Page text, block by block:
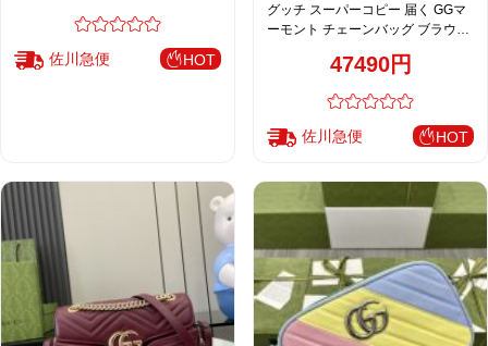
佐川急便 HOT
グッチ スーパーコピー 届く GGマ
ーモント チェーンバッグ ブラウン
47490円
佐川急便 HOT